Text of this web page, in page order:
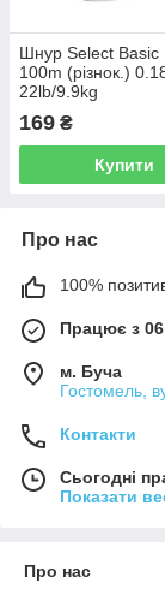
Шнур Select Basic
100m (різнок.)
22lb/9.9kg
169 ₴
Купити
Про нас
100%
Працює з
м. Буча
Гостомель,
Контакти
Сьогодні
Показати
Про нас